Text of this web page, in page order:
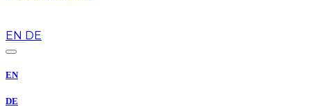
EN DE
EN
DE